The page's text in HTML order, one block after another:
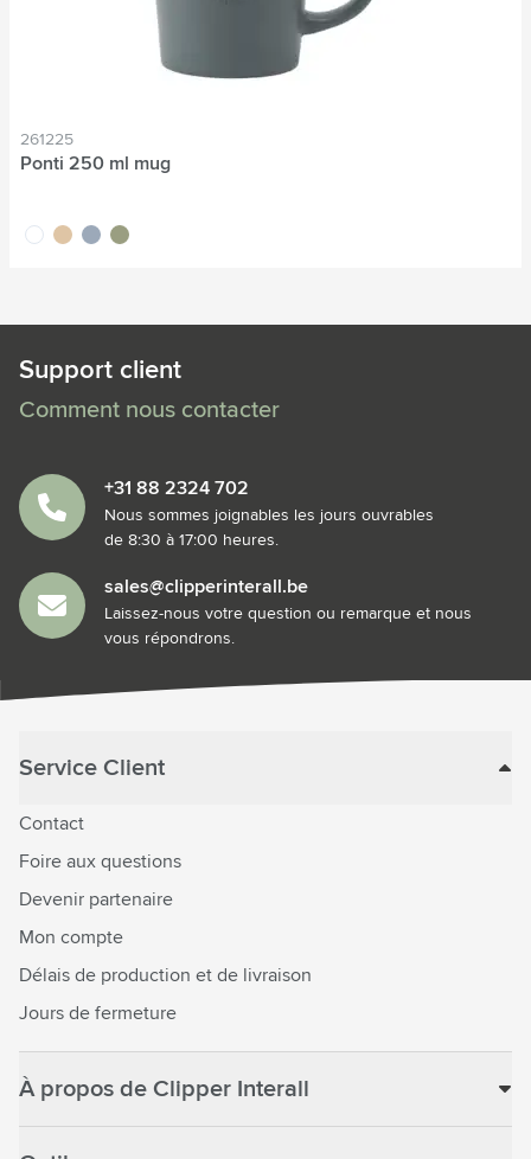
261225
Ponti 250 ml mug
blancsablegris vert
Support client
Comment nous contacter
+31 88 2324 702
Nous sommes joignables les jours ouvrables
de 8:30 à 17:00 heures.
sales@clipperinterall.be
Laissez-nous votre question ou remarque et nous
vous répondrons.
Service Client
Contact
Foire aux questions
Devenir partenaire
Mon compte
Délais de production et de livraison
Jours de fermeture
À propos de Clipper Interall